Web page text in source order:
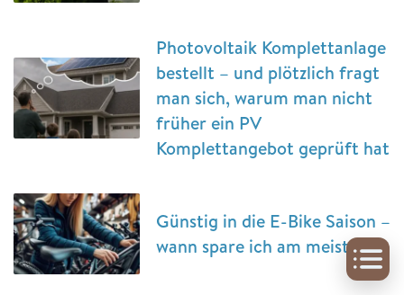
Photovoltaik Komplettanlage
bestellt – und plötzlich fragt
man sich, warum man nicht
früher ein PV
Komplettangebot geprüft hat
Günstig in die E-Bike Saison –
wann spare ich am meisten?